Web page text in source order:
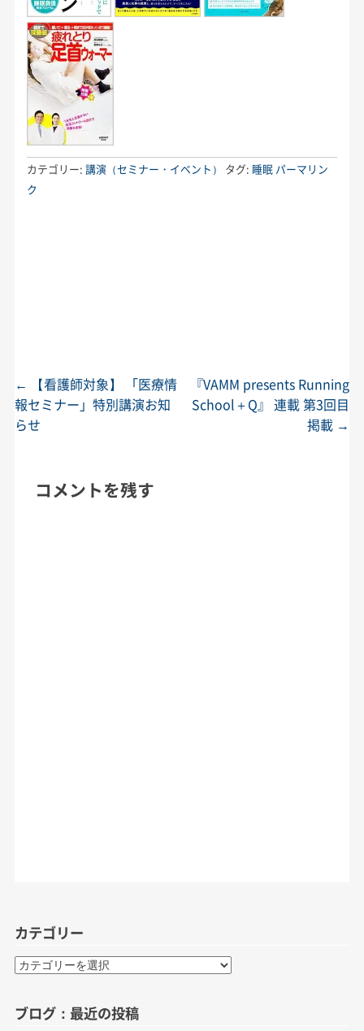
カテゴリー: 講演（セミナー・イベント） タグ: 睡眠 パーマリン
ク
投稿ナビゲーション
←
【看護師対象】 「医療情
報セミナー」特別講演お知
らせ
『VAMM presents Running
School＋Q』 連載 第3回目
掲載 →
コメントを残す
カテゴリー
カ
リ
ブログ：最近の投稿